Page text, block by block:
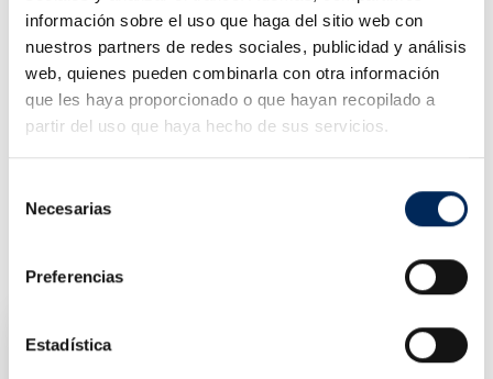
información sobre el uso que haga del sitio web con
nuestros partners de redes sociales, publicidad y análisis
web, quienes pueden combinarla con otra información
que les haya proporcionado o que hayan recopilado a
partir del uso que haya hecho de sus servicios.
Necesarias
Preferencias
Estadística
Niveau de bruit
≤ 70 db(A)
Poids
207 Kg
PRODUITS CONNEXES
PRODUITS SIMILAIRES